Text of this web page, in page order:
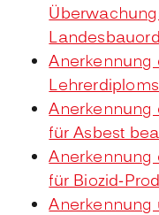
Anerkennung
Anerkennung
für Asbest
Anerkennung
für Biozid-
Anerkennung